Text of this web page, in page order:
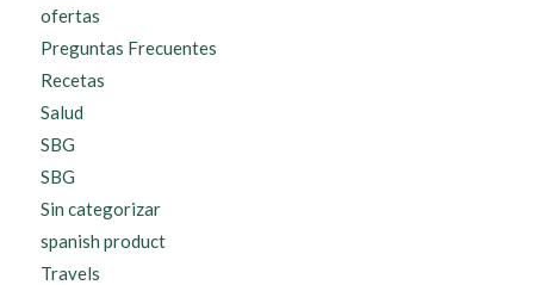
ofertas
Preguntas Frecuentes
Recetas
Salud
SBG
SBG
Sin categorizar
spanish product
Travels